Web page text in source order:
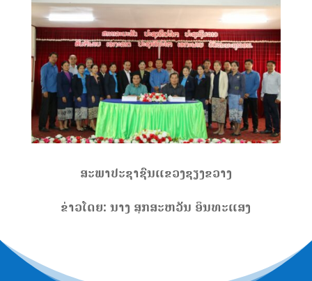
ສະພາປະຊາຊົນແຂວງຊຽງຂວາງ
ຂ່າວໂດຍ:ນາງ ສຸກສະຫວັນ ອິນທະແສງ